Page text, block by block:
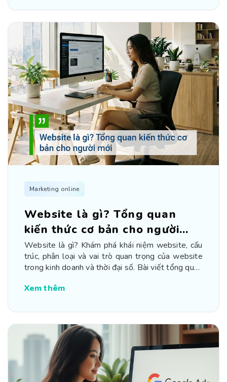
Marketing online
Website là gì? Tổng quan
kiến thức cơ bản cho người
mới
Website là gì? Khám phá khái niệm website, cấu
trúc, phân loại và vai trò quan trọng của website
trong kinh doanh và thời đại số. Bài viết tổng quan
Xem thêm